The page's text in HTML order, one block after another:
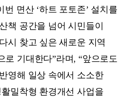
번 면산 ‘하트 포토존’ 설치를
책 공간을 넘어 시민들이
시 찾고 싶은 새로운 지역
로 기대한다”라며, “앞으로도
영해 일상 속에서 소소한
밀착형 환경개선 사업을